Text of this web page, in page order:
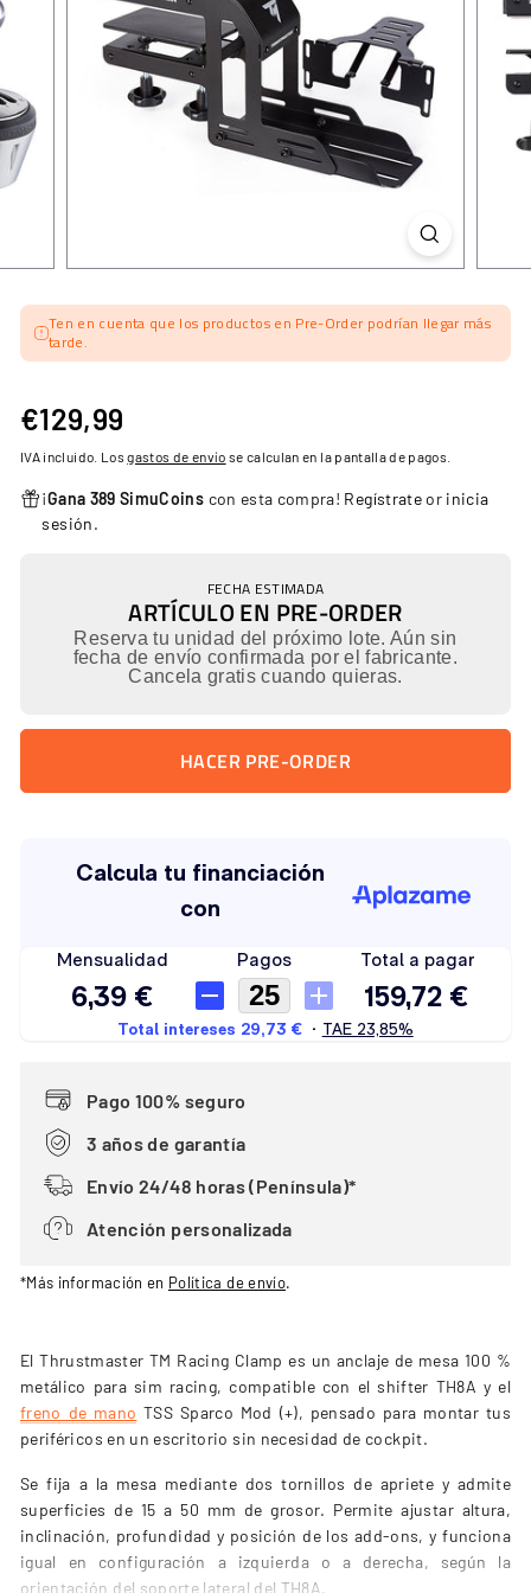
Ten en cuenta que los productos en Pre-Order podrían llegar más
tarde.
Precio
habitual
€129,99
IVA incluido. Losgastos de envío se calculan en la pantalla de pagos.
¡Gana 389 SimuCoins con esta compra! Regístrateor inicia
sesión.
FECHA ESTIMADA
ARTÍCULO EN PRE-ORDER
Reserva tu unidad del próximo lote. Aún sin
fecha de envío confirmada por el fabricante.
Cancela gratis cuando quieras.
HACER PRE-ORDER
Pago 100% seguro
3 años de garantía
Envío 24/48 horas (Península)*
Atención personalizada
*Más información en Política de envío.
El Thrustmaster TM Racing Clamp es un anclaje de mesa 100 %
metálico para sim racing, compatible con el shifter TH8A y el
freno de mano TSS Sparco Mod (+), pensado para montar tus
periféricos en un escritorio sin necesidad de cockpit.
Se fija a la mesa mediante dos tornillos de apriete y admite
superficies de 15 a 50 mm de grosor. Permite ajustar altura,
inclinación, profundidad y posición de los add-ons, y funciona
igual en configuración a izquierda o a derecha, según la
orientación del soporte lateral del TH8A.